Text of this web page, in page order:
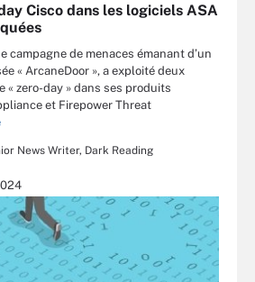
Cisco dans les logiciels ASA
campagne de menaces émanant d’un
« ArcaneDoor », a exploité deux
zero-day » dans ses produits
et Firepower Threat
News Writer, Dark Reading